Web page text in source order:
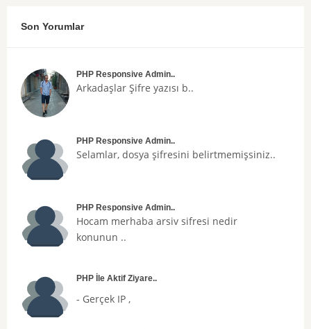
Son Yorumlar
PHP Responsive Admin..
Arkadaşlar Şifre yazısı b..
PHP Responsive Admin..
Selamlar, dosya şifresini belirtmemişsiniz..
PHP Responsive Admin..
Hocam merhaba arsiv sifresi nedir
konunun ..
PHP İle Aktif Ziyare..
- Gerçek IP ,